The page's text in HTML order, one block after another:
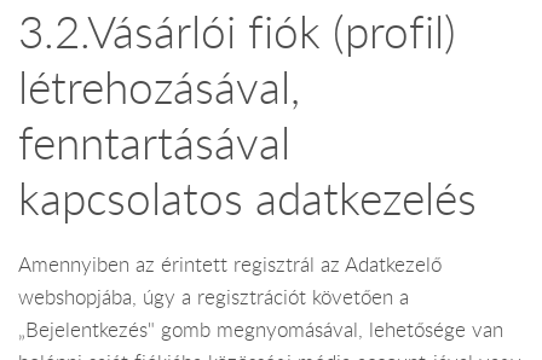
3.2.Vásárlói fiók (profil)
létrehozásával,
fenntartásával
kapcsolatos adatkezelés
Amennyiben az érintett regisztrál az Adatkezelő
webshopjába, úgy a regisztrációt követően a
„Bejelentkezés" gomb megnyomásával, lehetősége van